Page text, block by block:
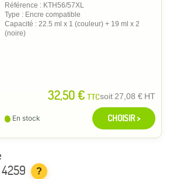
Référence : KTH56/57XL
Type : Encre compatible
Capacité : 22.5 ml x 1 (couleur) + 19 ml x 2
(noire)
32,50 € TTCsoit27,08 € HT
En stock CHOISIR >
4259
?